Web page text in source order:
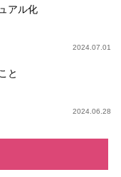
アル化
2024.07.01
と
2024.06.28